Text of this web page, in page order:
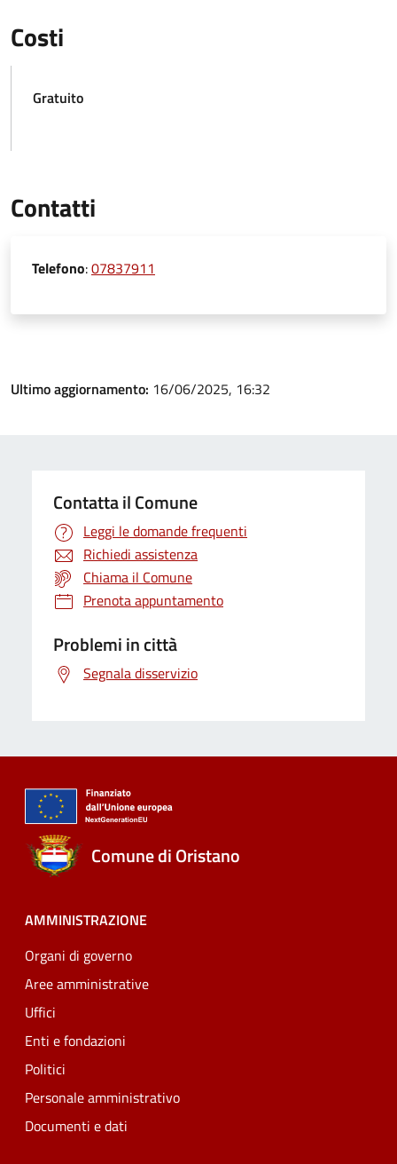
Costi
Gratuito
Contatti
Telefono:07837911
Ultimo aggiornamento: 16/06/2025, 16:32
Contatta il Comune
Leggi le domande frequenti
Richiedi assistenza
Chiama il Comune
Prenota appuntamento
Problemi in città
Segnala disservizio
Comune di Oristano
AMMINISTRAZIONE
Organi di governo
Aree amministrative
Uffici
Enti e fondazioni
Politici
Personale amministrativo
Documenti e dati